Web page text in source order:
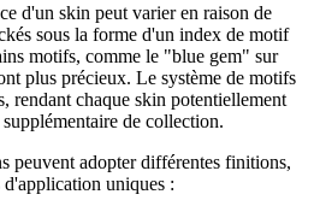
d'un skin peut varier en raison de
sous la forme d'un index de motif
motifs, comme le "blue gem" sur
plus précieux. Le système de motifs
rendant chaque skin potentiellement
de collection.
peuvent adopter différentes finitions,
d'application uniques :